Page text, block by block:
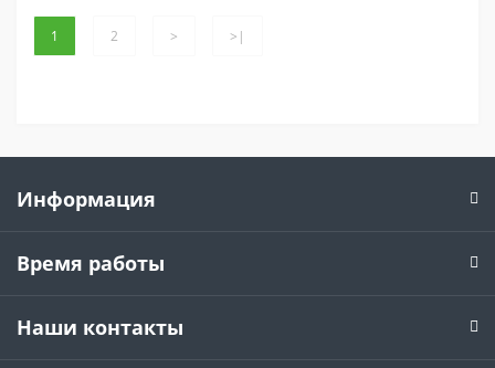
1 2 > >|
Информация
Время работы
Наши контакты